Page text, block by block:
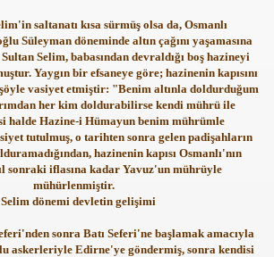
saltanatı kısa sürmüş olsa da, Osmanlı
Süleyman döneminde altın çağını yaşamasına
Selim, babasından devraldığı boş hazineyi
Yaygın bir efsaneye göre; hazinenin kapısını
vasiyet etmiştir: "Benim altınla doldurduğum
her kim doldurabilirse kendi mührü ile
halde Hazine-i Hümayun benim mührümle
tutulmuş, o tarihten sonra gelen padişahların
hazinenin kapısı Osmanlı'nın
sonraki iflasına kadar Yavuz'un mührüyle
mühürlenmiştir.
dönemi devletin gelişimi
sonra Batı Seferi'ne başlamak amacıyla
askerleriyle Edirne'ye göndermiş, sonra kendisi